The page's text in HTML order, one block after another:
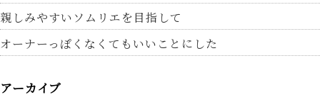
親しみやすいソムリエを目指して
オーナーっぽくなくてもいいことにした
アーカイブ